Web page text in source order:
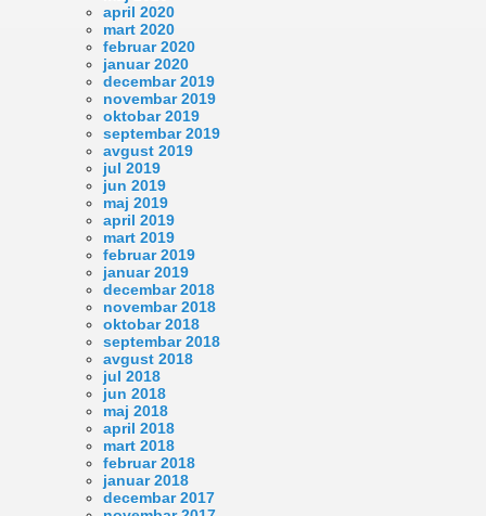
april 2020
mart 2020
februar 2020
januar 2020
decembar 2019
novembar 2019
oktobar 2019
septembar 2019
avgust 2019
jul 2019
jun 2019
maj 2019
april 2019
mart 2019
februar 2019
januar 2019
decembar 2018
novembar 2018
oktobar 2018
septembar 2018
avgust 2018
jul 2018
jun 2018
maj 2018
april 2018
mart 2018
februar 2018
januar 2018
decembar 2017